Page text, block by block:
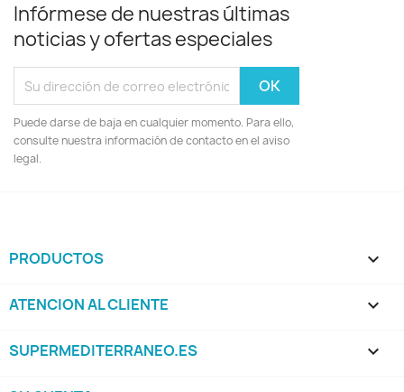
Infórmese de nuestras últimas
noticias y ofertas especiales
Puede darse de baja en cualquier momento. Para ello,
consulte nuestra información de contacto en el aviso
legal.
PRODUCTOS 
ATENCION AL CLIENTE 
SUPERMEDITERRANEO.ES 